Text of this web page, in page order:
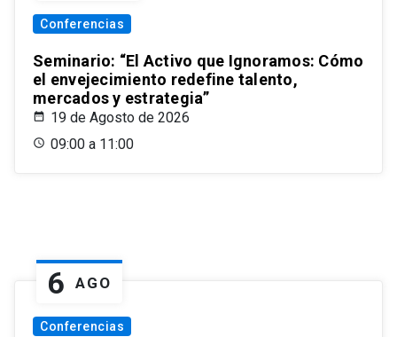
Conferencias
Seminario: “El Activo que Ignoramos: Cómo
el envejecimiento redefine talento,
mercados y estrategia”
19 de Agosto de 2026
09:00 a 11:00
6 AGO
Conferencias